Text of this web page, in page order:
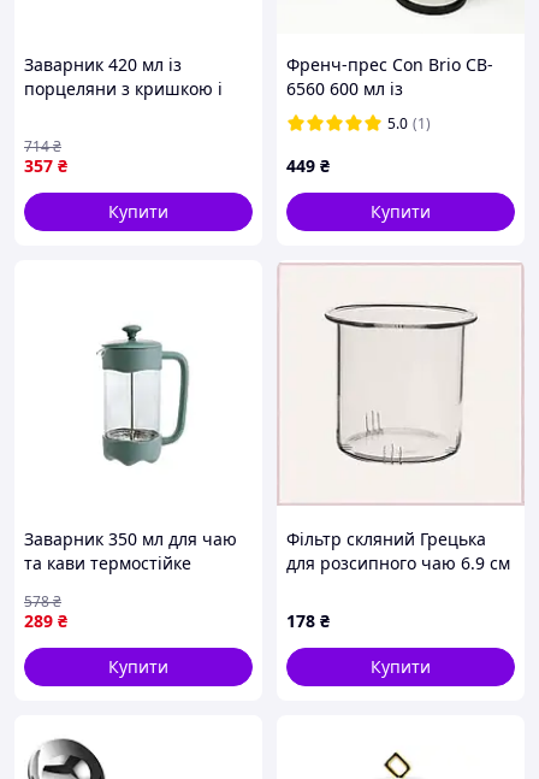
Заварник 420 мл із
порцеляни з кришкою і
подарунковому пакованні
4 дизайни ТМ BONADI
357 ₴
714₴
Купити
Френч-прес Con Brio CB-
6560 600 мл із
боросилікатного скла та
пластику, розбірний
заварник для кави
5.0 (1)
449 ₴
Купити
Заварник 350 мл для чаю
та кави термостійке
пластиковою кришкою
289 ₴
578₴
Купити
Фільтр скляний Грецька
для розсипного чаю 6.9 см
178 ₴
Купити